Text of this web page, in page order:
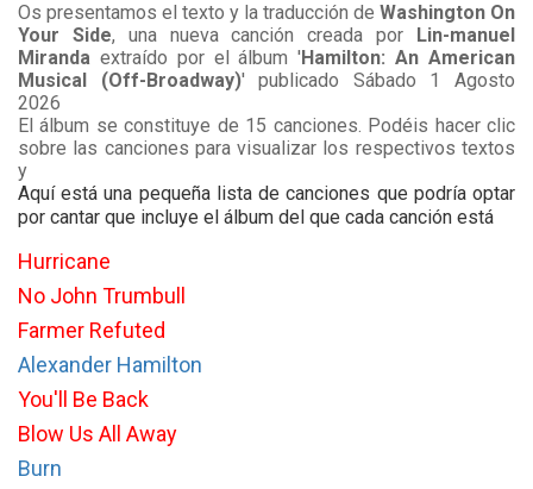
Os presentamos el texto y la traducción de Washington On
Your Side, una nueva canción creada por Lin-manuel
Miranda extraído por el álbum 'Hamilton: An American
Musical (Off-Broadway)' publicado Sábado 1 Agosto
2026
El álbum se constituye de 15 canciones. Podéis hacer clic
sobre las canciones para visualizar los respectivos textos
y
Aquí está una pequeña lista de canciones que podría optar
por cantar que incluye el álbum del que cada canción está
Hurricane
No John Trumbull
Farmer Refuted
Alexander Hamilton
You'll Be Back
Blow Us All Away
Burn